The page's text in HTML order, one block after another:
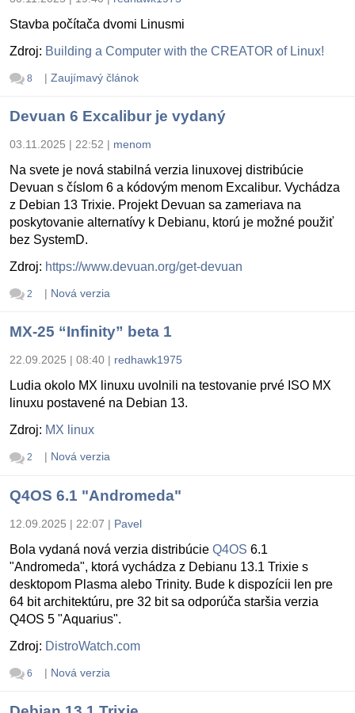
Stavba počítača dvomi Linusmi
Zdroj: Building a Computer with the CREATOR of Linux!
8 | Zaujímavý článok
Devuan 6 Excalibur je vydaný
03.11.2025 | 22:52 | menom
Na svete je nová stabilná verzia linuxovej distribúcie
Devuan s číslom 6 a kódovým menom Excalibur. Vychádza
z Debian 13 Trixie. Projekt Devuan sa zameriava na
poskytovanie alternatívy k Debianu, ktorú je možné použiť
bez SystemD.
Zdroj: https://www.devuan.org/get-devuan
2 | Nová verzia
MX-25 “Infinity” beta 1
22.09.2025 | 08:40 | redhawk1975
Ludia okolo MX linuxu uvolnili na testovanie prvé ISO MX
linuxu postavené na Debian 13.
Zdroj: MX linux
2 | Nová verzia
Q4OS 6.1 "Andromeda"
12.09.2025 | 22:07 | Pavel
Bola vydaná nová verzia distribúcie Q4OS 6.1
"Andromeda", ktorá vychádza z Debianu 13.1 Trixie s
desktopom Plasma alebo Trinity. Bude k dispozícii len pre
64 bit architektúru, pre 32 bit sa odporúča staršia verzia
Q4OS 5 "Aquarius".
Zdroj: DistroWatch.com
6 | Nová verzia